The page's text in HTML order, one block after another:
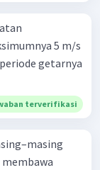
5 m/s
terverifikasi